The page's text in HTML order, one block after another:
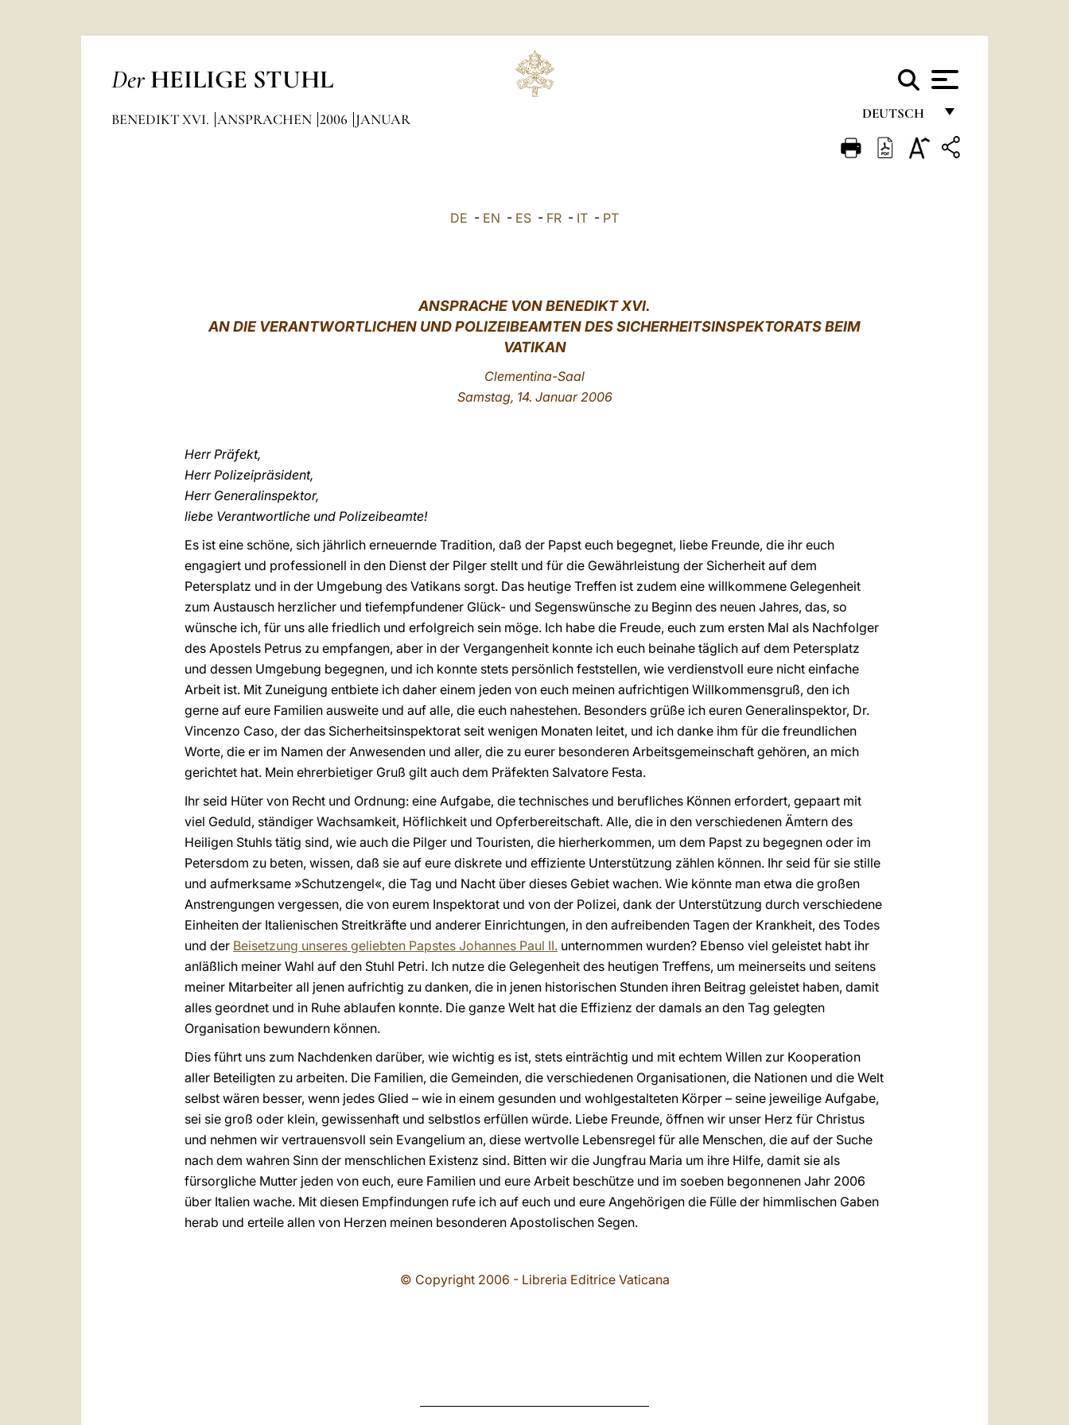
Der HEILIGE STUHL
DEUTSCH
FRANÇAIS
BENEDIKT XVI. ANSPRACHEN 2006 JANUAR
DE - EN - ES - FR - IT - PT
ANSPRACHE VON BENEDIKT XVI.
AN DIE VERANTWORTLICHEN UND POLIZEIBEAMTEN DES SICHERHEITSINSPEKTORATS BEIM
VATIKAN
Clementina-Saal
Samstag, 14. Januar 2006
Herr Präfekt,
Herr Polizeipräsident,
Herr Generalinspektor,
liebe Verantwortliche und Polizeibeamte!
Es ist eine schöne, sich jährlich erneuernde Tradition, daß der Papst euch begegnet, liebe Freunde, die ihr euch
engagiert und professionell in den Dienst der Pilger stellt und für die Gewährleistung der Sicherheit auf dem
Petersplatz und in der Umgebung des Vatikans sorgt. Das heutige Treffen ist zudem eine willkommene Gelegenheit
zum Austausch herzlicher und tiefempfundener Glück- und Segenswünsche zu Beginn des neuen Jahres, das, so
wünsche ich, für uns alle friedlich und erfolgreich sein möge. Ich habe die Freude, euch zum ersten Mal als Nachfolger
des Apostels Petrus zu empfangen, aber in der Vergangenheit konnte ich euch beinahe täglich auf dem Petersplatz
und dessen Umgebung begegnen, und ich konnte stets persönlich feststellen, wie verdienstvoll eure nicht einfache
Arbeit ist. Mit Zuneigung entbiete ich daher einem jeden von euch meinen aufrichtigen Willkommensgruß, den ich
gerne auf eure Familien ausweite und auf alle, die euch nahestehen. Besonders grüße ich euren Generalinspektor, Dr.
Vincenzo Caso, der das Sicherheitsinspektorat seit wenigen Monaten leitet, und ich danke ihm für die freundlichen
Worte, die er im Namen der Anwesenden und aller, die zu eurer besonderen Arbeitsgemeinschaft gehören, an mich
gerichtet hat. Mein ehrerbietiger Gruß gilt auch dem Präfekten Salvatore Festa.
Ihr seid Hüter von Recht und Ordnung: eine Aufgabe, die technisches und berufliches Können erfordert, gepaart mit
viel Geduld, ständiger Wachsamkeit, Höflichkeit und Opferbereitschaft. Alle, die in den verschiedenen Ämtern des
Heiligen Stuhls tätig sind, wie auch die Pilger und Touristen, die hierherkommen, um dem Papst zu begegnen oder im
Petersdom zu beten, wissen, daß sie auf eure diskrete und effiziente Unterstützung zählen können. Ihr seid für sie stille
und aufmerksame »Schutzengel«, die Tag und Nacht über dieses Gebiet wachen. Wie könnte man etwa die großen
Anstrengungen vergessen, die von eurem Inspektorat und von der Polizei, dank der Unterstützung durch verschiedene
Einheiten der Italienischen Streitkräfte und anderer Einrichtungen, in den aufreibenden Tagen der Krankheit, des Todes
und der Beisetzung unseres geliebten Papstes Johannes Paul II. unternommen wurden? Ebenso viel geleistet habt ihr
anläßlich meiner Wahl auf den Stuhl Petri. Ich nutze die Gelegenheit des heutigen Treffens, um meinerseits und seitens
meiner Mitarbeiter all jenen aufrichtig zu danken, die in jenen historischen Stunden ihren Beitrag geleistet haben, damit
alles geordnet und in Ruhe ablaufen konnte. Die ganze Welt hat die Effizienz der damals an den Tag gelegten
Organisation bewundern können.
Dies führt uns zum Nachdenken darüber, wie wichtig es ist, stets einträchtig und mit echtem Willen zur Kooperation
aller Beteiligten zu arbeiten. Die Familien, die Gemeinden, die verschiedenen Organisationen, die Nationen und die Welt
selbst wären besser, wenn jedes Glied – wie in einem gesunden und wohlgestalteten Körper – seine jeweilige Aufgabe,
sei sie groß oder klein, gewissenhaft und selbstlos erfüllen würde. Liebe Freunde, öffnen wir unser Herz für Christus
und nehmen wir vertrauensvoll sein Evangelium an, diese wertvolle Lebensregel für alle Menschen, die auf der Suche
nach dem wahren Sinn der menschlichen Existenz sind. Bitten wir die Jungfrau Maria um ihre Hilfe, damit sie als
fürsorgliche Mutter jeden von euch, eure Familien und eure Arbeit beschütze und im soeben begonnenen Jahr 2006
über Italien wache. Mit diesen Empfindungen rufe ich auf euch und eure Angehörigen die Fülle der himmlischen Gaben
herab und erteile allen von Herzen meinen besonderen Apostolischen Segen.
© Copyright 2006 - Libreria Editrice Vaticana